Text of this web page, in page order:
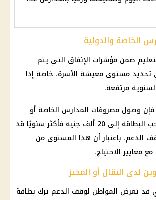
الخاصة والدولية
ضمن مؤشرات الإنفاق التي يتم
تحديد مستوى معيشة الأسرة، خاصة إذا
مرتفعة.
وصول مصروفات المدارس الخاصة أو
الدولية لأبناء صاحب البطاقة إلى 20 ألف جنيه فأكثر سنويًا قد
الدعم، باعتبار أن هذا المستوى من
معايير الاحتياج.
لدى البقال أو المخبز
قد تعرض المواطن لوقف الدعم ترك بطاقة